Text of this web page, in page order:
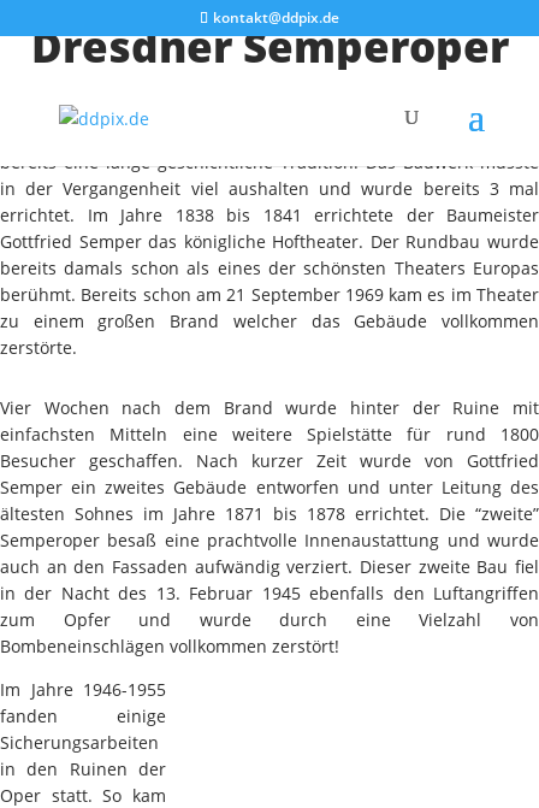
kontakt@ddpix.de
Dresdner Semperoper
Die Dresdner Semperoper trägt den offiziellen Namen “Sächsische
Staatsoper Dresden” und hat als Hof- und Staatsoper Sachsens
bereits eine lange geschichtliche Tradition. Das Bauwerk musste
in der Vergangenheit viel aushalten und wurde bereits 3 mal
errichtet. Im Jahre 1838 bis 1841 errichtete der Baumeister
Gottfried Semper das königliche Hoftheater. Der Rundbau wurde
bereits damals schon als eines der schönsten Theaters Europas
berühmt. Bereits schon am 21 September 1969 kam es im Theater
zu einem großen Brand welcher das Gebäude vollkommen
zerstörte.
Vier Wochen nach dem Brand wurde hinter der Ruine mit
einfachsten Mitteln eine weitere Spielstätte für rund 1800
Besucher geschaffen. Nach kurzer Zeit wurde von Gottfried
Semper ein zweites Gebäude entworfen und unter Leitung des
ältesten Sohnes im Jahre 1871 bis 1878 errichtet. Die “zweite”
Semperoper besaß eine prachtvolle Innenaustattung und wurde
auch an den Fassaden aufwändig verziert. Dieser zweite Bau fiel
in der Nacht des 13. Februar 1945 ebenfalls den Luftangriffen
zum Opfer und wurde durch eine Vielzahl von
Bombeneinschlägen vollkommen zerstört!
Im Jahre 1946-1955
fanden einige
Sicherungsarbeiten
in den Ruinen der
Oper statt. So kam